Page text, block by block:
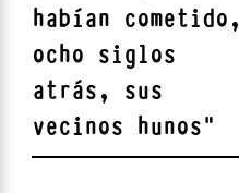
habían cometido,
ocho siglos
atrás, sus
vecinos hunos"